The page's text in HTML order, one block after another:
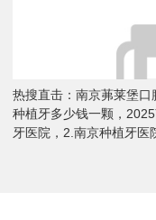
热搜直击：南京茀莱堡口
种植牙多少钱一颗，
牙医院，2.南京种植牙医